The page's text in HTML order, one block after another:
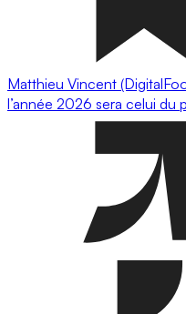
Matthieu Vincent
l’année 2026 sera celui du